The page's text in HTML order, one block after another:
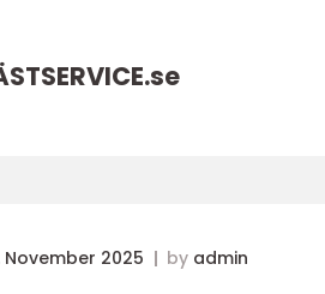
se
November 2025 by admin